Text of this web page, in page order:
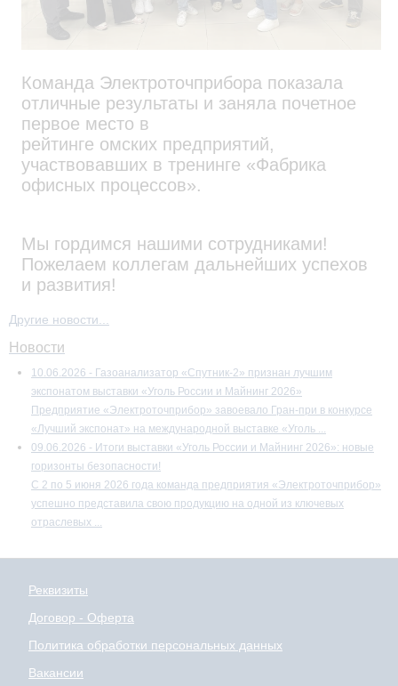
Команда Электроточприбора показала
отличные результаты и заняла почетное
первое место в
рейтинге омских предприятий,
участвовавших в тренинге «Фабрика
офисных процессов».
Мы гордимся нашими сотрудниками!
Пожелаем коллегам дальнейших успехов
и развития!
Другие новости...
Новости
10.06.2026 - Газоанализатор «Спутник-2» признан лучшим
экспонатом выставки «Уголь России и Майнинг 2026»
Предприятие «Электроточприбор» завоевало Гран-при в конкурсе
«Лучший экспонат» на международной выставке «Уголь ...
09.06.2026 - Итоги выставки «Уголь России и Майнинг 2026»: новые
горизонты безопасности!
С 2 по 5 июня 2026 года команда предприятия «Электроточприбор»
успешно представила свою продукцию на одной из ключевых
отраслевых ...
Реквизиты
Договор - Оферта
Политика обработки персональных данных
Вакансии